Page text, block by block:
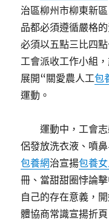
治區柳州市柳東新
品都必須遵循嚴格
必須以五點三比四
工會派收工作小組
展開“關愛農人工包
運動。
運動中，工會
侶發放洗衣液、噴
包養網治宣揚包養
冊、當甜甜圈悖論
自己的存在意義，
體協商常識宣揚折